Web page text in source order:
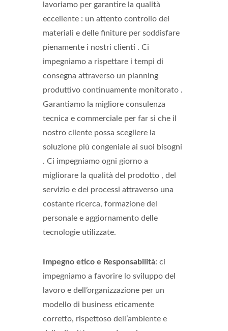
lavoriamo per garantire la qualità
eccellente : un attento controllo dei
materiali e delle finiture per soddisfare
pienamente i nostri clienti . Ci
impegniamo a rispettare i tempi di
consegna attraverso un planning
produttivo continuamente monitorato .
Garantiamo la migliore consulenza
tecnica e commerciale per far si che il
nostro cliente possa scegliere la
soluzione più congeniale ai suoi bisogni
. Ci impegniamo ogni giorno a
migliorare la qualità del prodotto , del
servizio e dei processi attraverso una
costante ricerca, formazione del
personale e aggiornamento delle
tecnologie utilizzate.
Impegno etico e Responsabilità: ci
impegniamo a favorire lo sviluppo del
lavoro e dell’organizzazione per un
modello di business eticamente
corretto, rispettoso dell’ambiente e